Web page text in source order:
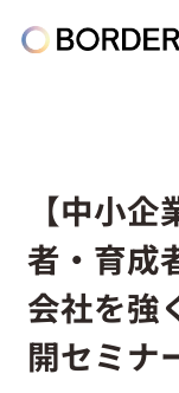
ボーダレ
グループ
ソーシャ
【中小
者・育成
会社を強
開セミナ